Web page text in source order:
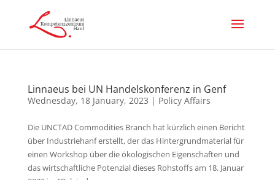
Linnaeus bei UN Handelskonferenz in Genf
Wednesday, 18 January, 2023 | Policy Affairs
Die UNCTAD Commodities Branch hat kürzlich einen Bericht
über Industriehanf erstellt, der das Hintergrundmaterial für
einen Workshop über die ökologischen Eigenschaften und
das wirtschaftliche Potenzial dieses Rohstoffs am 18. Januar